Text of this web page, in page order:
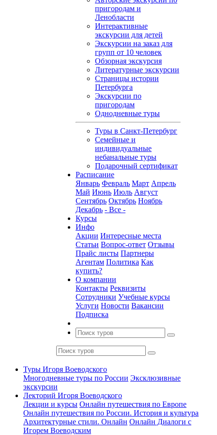
пригородам и
Ленобласти
Интерактивные
экскурсии для детей
Экскурсии на заказ для
групп от 10 человек
Обзорная экскурсия
Литературные экскурсии
Страницы истории
Петербурга
Экскурсии по
пригородам
Однодневные туры
Туры в Санкт-Петербург
Семейные и
индивидуальные
небанальные туры
Подарочный сертификат
Расписание
Январь Февраль Март Апрель
Май Июнь Июль Август
Сентябрь Октябрь Ноябрь
Декабрь - Все -
Курсы
Инфо
Акции Интересные места
Статьи Вопрос-ответ Отзывы
Прайс листы Партнеры
Агентам Политика Как
купить?
О компании
Контакты Реквизиты
Сотрудники Учебные курсы
Услуги Новости Вакансии
Подписка
Туры Игоря Воеводского
Многодневные туры по России Эксклюзивные
экскурсии
Лекторий Игоря Воеводского
Лекции и курсы Онлайн путешествия по Европе
Онлайн путешествия по России. История и культура
Архитектурные стили. Онлайн Онлайн Диалоги с
Игорем Воеводским